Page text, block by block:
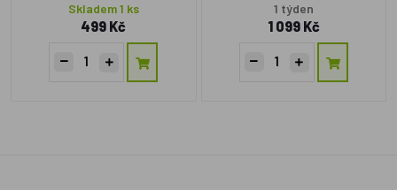
Skladem 1 ks
499 Kč
1 týden
1 099 Kč